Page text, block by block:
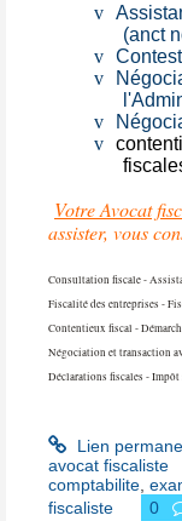
v
(anct
v
v
v
v
Votre Avocat
assister, vous
Consultation fiscale -
Fiscalité des entreprises -
Contentieux fiscal -
Négociation et transaction
Déclarations fiscales -
Lien
avocat fiscaliste
comptabilite
fiscaliste
0